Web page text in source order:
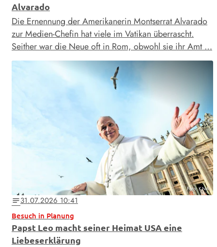
Alvarado
Die Ernennung der Amerikanerin Montserrat Alvarado
zur Medien-Chefin hat viele im Vatikan überrascht.
Seither war die Neue oft in Rom, obwohl sie ihr Amt …
Foto: KNA
notes31.07.2026 10:41
Besuch in Planung
Papst Leo macht seiner Heimat USA eine
Liebeserklärung